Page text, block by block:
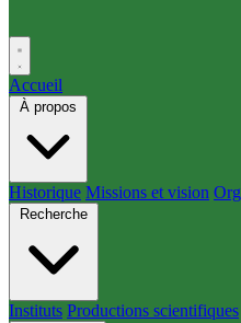
Accueil
À propos
Historique Missions et vision
Recherche
Instituts Productions scientifiques